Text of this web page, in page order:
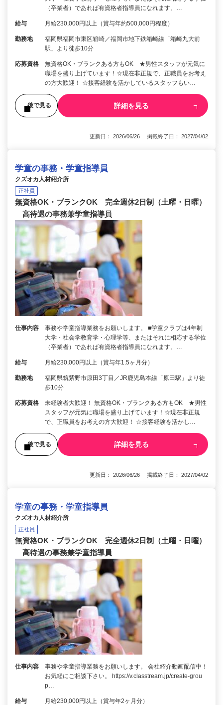
（卒業者）であれば有資格者指導員になれます。…
給与 月給230,000円以上（賞与年約500,000円程度）
勤務地
福岡県福岡市東区箱崎／福岡市地下鉄箱崎線「箱崎九大前
駅」より徒歩10分
応募資格
無資格OK・ブランクある方もOK ★男性スタッフが元気に
職場を盛り上げています！☆現在非正規で、正職員をお考え
の方大歓迎！ ☆接客経験を活かしているスタッフもい…
後で見る 詳細を見る
更新日： 2026/06/26 掲載終了日： 2027/04/02
学童の事務・学童指導員
クズオカ人材紹介所
正社員
無資格OK・ブランクOK 完全週休2日制（土曜・日曜）
高待遇の事務兼学童指導員
仕事内容
事務や学童指導業務をお願いします。 ■学童クラブは4年制
大学・社会学教育学・心理学等、またはそれに相応する学位
（卒業者）であれば有資格者指導員になれます。…
給与 月給230,000円以上（賞与年1.5ヶ月分）
勤務地
福岡県筑紫野市原田3丁目／JR鹿児島本線「原田駅」より徒
歩10分
応募資格
未経験者大歓迎！ 無資格OK・ブランクある方もOK ★男性
スタッフが元気に職場を盛り上げています！☆現在非正規
で、正職員をお考えの方大歓迎！ ☆接客経験を活かし…
後で見る 詳細を見る
更新日： 2026/06/26 掲載終了日： 2027/04/02
学童の事務・学童指導員
クズオカ人材紹介所
正社員
無資格OK・ブランクOK 完全週休2日制（土曜・日曜）
高待遇の事務兼学童指導員
仕事内容
事務や学童指導業務をお願いします。 会社紹介動画配信中！
お気軽にご相談下さい。 https://v.classtream.jp/create-grou
p…
給与 月給230,000円以上（賞与年2ヶ月分）